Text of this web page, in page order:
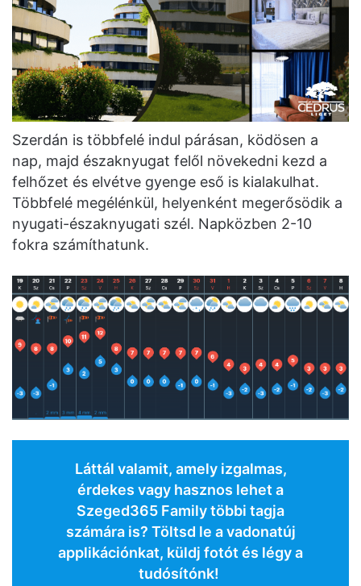
Szerdán is többfelé indul párásan, ködösen a
nap, majd északnyugat felől növekedni kezd a
felhőzet és elvétve gyenge eső is kialakulhat.
Többfelé megélénkül, helyenként megerősödik a
nyugati-északnyugati szél. Napközben 2-10
fokra számíthatunk.
Láttál valamit, amely izgalmas,
érdekes vagy hasznos lehet a
Szeged365 Family többi tagja
számára is? Töltsd le a vadonatúj
applikációnkat, küldj fotót és légy a
tudósítónk!